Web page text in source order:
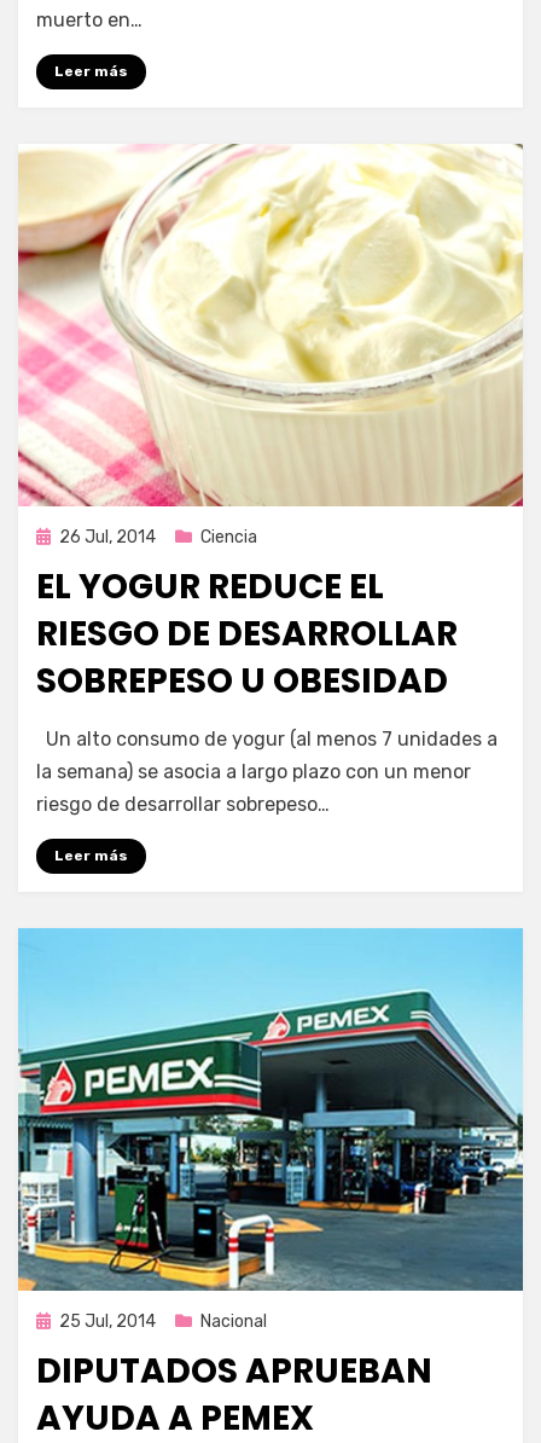
muerto en…
Leer más
Publicada
26 Jul, 2014 Ciencia
EL YOGUR REDUCE EL
RIESGO DE DESARROLLAR
SOBREPESO U OBESIDAD
Enrique
Un alto consumo de yogur (al menos 7 unidades a
la semana) se asocia a largo plazo con un menor
riesgo de desarrollar sobrepeso…
Leer más
Publicada
25 Jul, 2014 Nacional
DIPUTADOS APRUEBAN
AYUDA A PEMEX